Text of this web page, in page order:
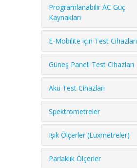
Programlanabilir AC Güç
Kaynakları
E-Mobilite için Test Cihazları
Güneş Paneli Test Cihazları
Akü Test Cihazları
Spektrometreler
Işık Ölçerler (Luxmetreler)
Parlaklık Ölçerler